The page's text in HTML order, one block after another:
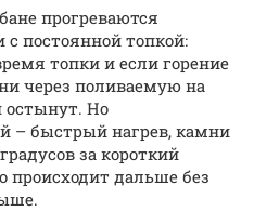
прогреваются
постоянной топкой:
топки и если горение
через поливаемую на
остынут. Но
– быстрый нагрев, камни
за короткий
происходит дальше без